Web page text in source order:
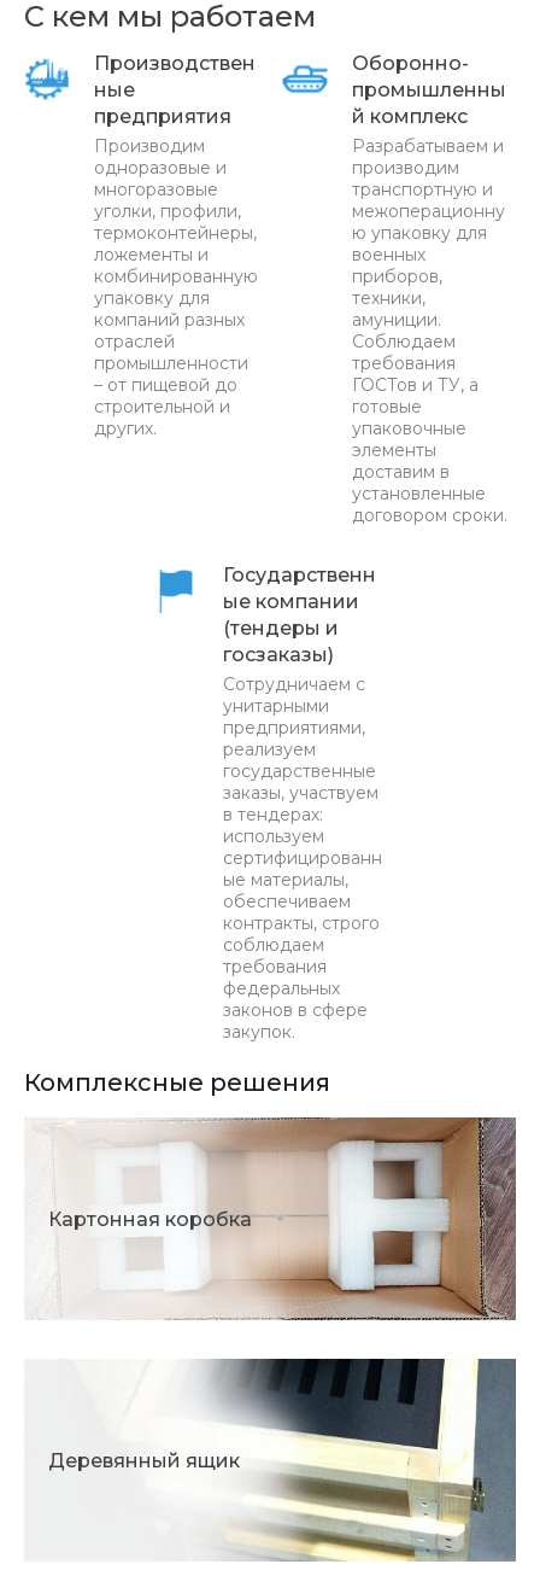
С кем мы работаем
Производствен
ные
предприятия
Производим
одноразовые и
многоразовые
уголки, профили,
термоконтейнеры,
ложементы и
комбинированную
упаковку для
компаний разных
отраслей
промышленности
– от пищевой до
строительной и
других.
Оборонно-
промышленны
й комплекс
Разрабатываем и
производим
транспортную и
межоперационну
ю упаковку для
военных
приборов,
техники,
амуниции.
Соблюдаем
требования
ГОСТов и ТУ, а
готовые
упаковочные
элементы
доставим в
установленные
договором сроки.
Государственн
ые компании
(тендеры и
госзаказы)
Сотрудничаем с
унитарными
предприятиями,
реализуем
государственные
заказы, участвуем
в тендерах:
используем
сертифицированн
ые материалы,
обеспечиваем
контракты, строго
соблюдаем
требования
федеральных
законов в сфере
закупок.
Комплексные решения
Картонная коробка
Деревянный ящик